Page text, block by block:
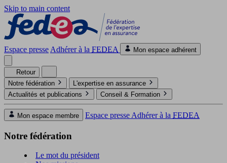
Skip to main content
Espace presse Adhérer à la FEDEA Mon espace adhérent
Retour
Notre fédération
L'expertise en assurance
Actualités et publications
Conseil & Formation
Mon espace membre Espace presse Adhérer à la FEDEA
Notre fédération
Le mot du président